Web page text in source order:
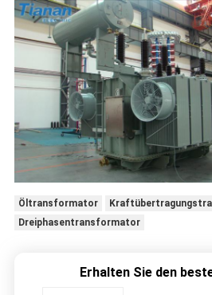
Öltransformator
Dreiphasentransformator
Erhalten Sie den